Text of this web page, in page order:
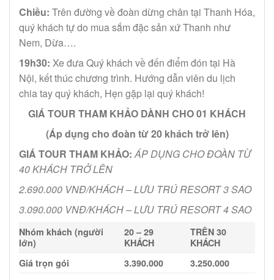
Chiều: Trên đường về đoàn dừng chân tại Thanh Hóa,
quý khách tự do mua sắm đặc sản xứ Thanh như
Nem, Dừa….
19h30: Xe đưa Quý khách về đến điểm đón tại Hà
Nội, kết thúc chương trình. Hướng dẫn viên du lịch
chia tay quý khách, Hẹn gặp lại quý khách!
GIÁ TOUR THAM KHẢO DÀNH CHO 01 KHÁCH
(Áp dụng cho đoàn từ 20 khách trở lên)
GIÁ TOUR THAM KHẢO:ÁP DỤNG CHO ĐOÀN TỪ
40 KHÁCH TRỞ LÊN
2.690.000 VNĐ/KHÁCH – LƯU TRÚ RESORT 3 SAO
3.090.000 VNĐ/KHÁCH – LƯU TRÚ RESORT 4 SAO
Nhóm khách (người
lớn)
20 – 29
KHÁCH
TRÊN 30
KHÁCH
Giá trọn gói
3.390.000 3.250.000